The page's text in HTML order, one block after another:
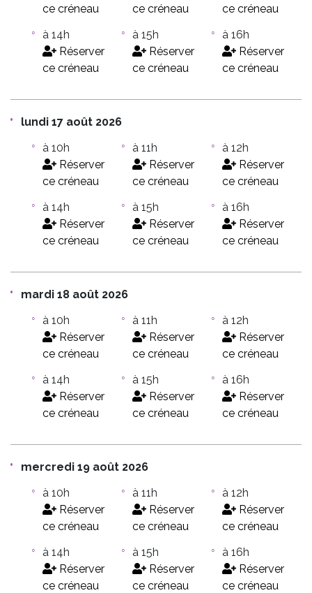
ce créneau
ce créneau
ce créneau
à 14h
Réserver
ce créneau
à 15h
Réserver
ce créneau
à 16h
Réserver
ce créneau
lundi 17 août 2026
à 10h
Réserver
ce créneau
à 11h
Réserver
ce créneau
à 12h
Réserver
ce créneau
à 14h
Réserver
ce créneau
à 15h
Réserver
ce créneau
à 16h
Réserver
ce créneau
mardi 18 août 2026
à 10h
Réserver
ce créneau
à 11h
Réserver
ce créneau
à 12h
Réserver
ce créneau
à 14h
Réserver
ce créneau
à 15h
Réserver
ce créneau
à 16h
Réserver
ce créneau
mercredi 19 août 2026
à 10h
Réserver
ce créneau
à 11h
Réserver
ce créneau
à 12h
Réserver
ce créneau
à 14h
Réserver
ce créneau
à 15h
Réserver
ce créneau
à 16h
Réserver
ce créneau